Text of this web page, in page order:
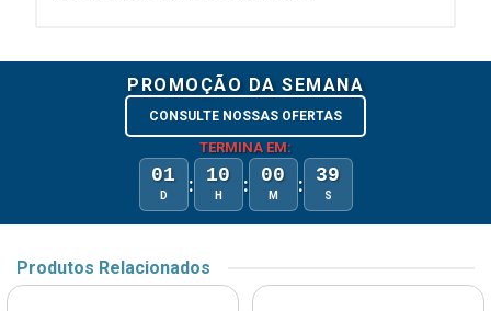
PROMOÇÃO DA SEMANA
CONSULTE NOSSAS OFERTAS
TERMINA EM:
01
D : 10
H : 00
M : 39
S
Produtos Relacionados